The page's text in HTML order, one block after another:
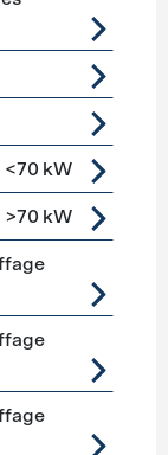
<70 kW
>70 kW